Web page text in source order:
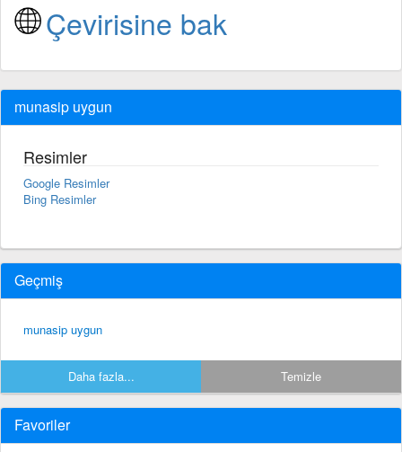
Çevirisine bak
munasip uygun
Resimler
Google Resimler
Bing Resimler
Geçmiş
munasip uygun
Daha fazla... Temizle
Favoriler